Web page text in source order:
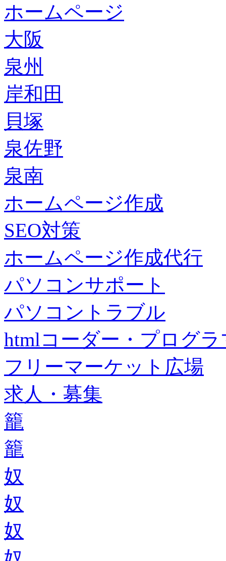
ホームページ
大阪
泉州
岸和田
貝塚
泉佐野
泉南
ホームページ作成
SEO対策
ホームページ作成代行
パソコンサポート
パソコントラブル
htmlコーダー・プログラ
フリーマーケット広場
求人・募集
籠
籠
奴
奴
奴